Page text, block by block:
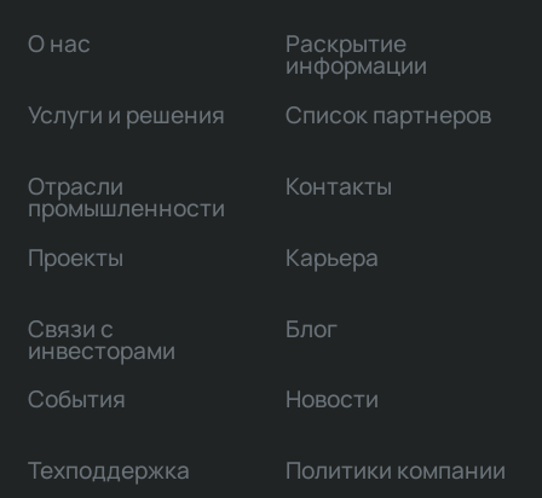
О нас
Услуги и решения
Отрасли
промышленности
Проекты
Связи с
инвесторами
Раскрытие
информации
Список партнеров
Контакты
Карьера
Блог
События Новости
Техподдержка Политики компании